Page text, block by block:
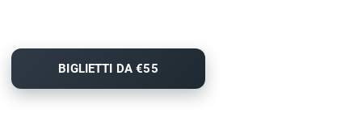
BIGLIETTI DA €55